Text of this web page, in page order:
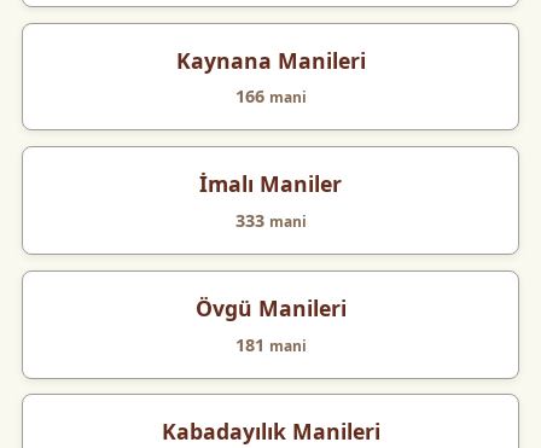
Kaynana Manileri
166 mani
İmalı Maniler
333 mani
Övgü Manileri
181 mani
Kabadayılık Manileri